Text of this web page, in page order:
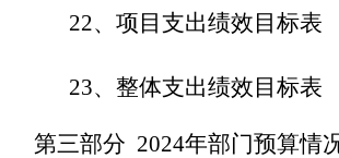
22、项目支出绩效目标表
23、整体支出绩效目标表
第三部分 2024年部门预算情